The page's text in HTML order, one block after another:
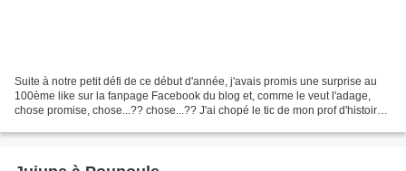
Suite à notre petit défi de ce début d'année, j'avais promis une surprise au
100ème like sur la fanpage Facebook du blog et, comme le veut l'adage,
chose promise, chose...?? chose...?? J'ai chopé le tic de mon prof d'histoire